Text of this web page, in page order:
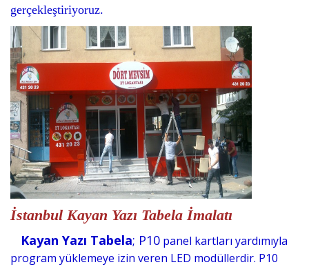
gerçekleştiriyoruz.
İstanbul Kayan Yazı Tabela İmalatı
Kayan Yazı Tabela; P10 panel kartları yardımıyla
program yüklemeye izin veren LED modüllerdir. P10